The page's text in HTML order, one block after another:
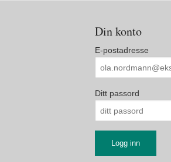
Din konto
E-postadresse
Ditt passord